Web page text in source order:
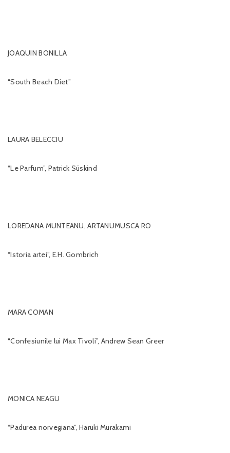
JOAQUIN BONILLA
“South Beach Diet”
LAURA BELECCIU
“Le Parfum”, Patrick Süskind
LOREDANA MUNTEANU, ARTANUMUSCA.RO
“Istoria artei”, E.H. Gombrich
MARA COMAN
“Confesiunile lui Max Tivoli”, Andrew Sean Greer
MONICA NEAGU
“Padurea norvegiana”, Haruki Murakami